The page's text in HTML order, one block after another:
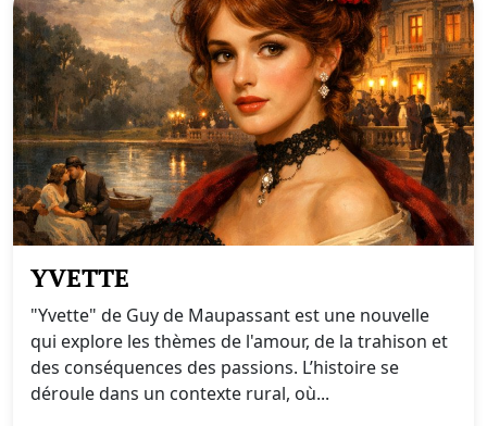
YVETTE
"Yvette" de Guy de Maupassant est une nouvelle
qui explore les thèmes de l'amour, de la trahison et
des conséquences des passions. L’histoire se
déroule dans un contexte rural, où...